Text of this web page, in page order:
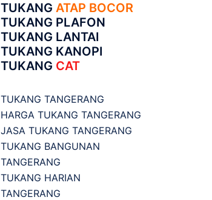
TUKANG ATAP BOCOR
TUKANG PLAFON
TUKANG LANTAI
TUKANG KANOPI
TUKANG CAT
TUKANG TANGERANG
HARGA TUKANG TANGERANG
JASA TUKANG TANGERANG
TUKANG BANGUNAN
TANGERANG
TUKANG HARIAN
TANGERANG